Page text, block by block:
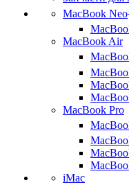
MacBook Neo
MacBook Air
MacBook Pro
iMac